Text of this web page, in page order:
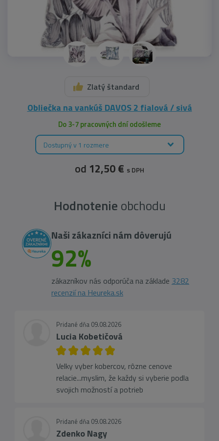
Zlatý štandard
Obliečka na vankúš DAVOS 2 fialová / sivá
Do 3-7 pracovných dní odošleme
Dostupný v 1 rozmere
od 12,50 € s DPH
Hodnotenie obchodu
Naši zákazníci nám dôverujú
92%
zákazníkov nás odporúča na základe 3282
recenzií na Heureka.sk
Pridané dňa 09.08.2026
Lucia Kobetičová
Velky vyber kobercov, rôzne cenove
relacie...myslim, že každy si vyberie podla
svojich možností a potrieb
Pridané dňa 09.08.2026
Zdenko Nagy